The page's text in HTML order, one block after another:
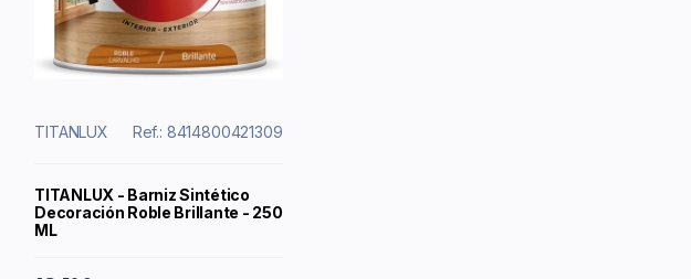
TITANLUX Ref.: 8414800421309
TITANLUX - Barniz Sintético
Decoración Roble Brillante - 250
ML